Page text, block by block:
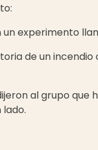
experimento
de un
al grupo